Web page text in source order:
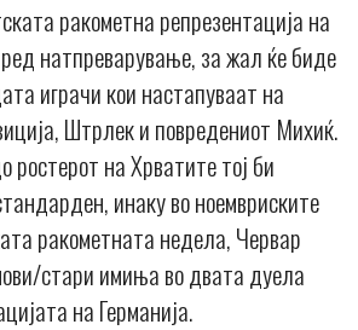
ракометна репрезентација на
натпреварување, за жал ќе биде
играчи кои настапуваат на
Штрлек и повредениот Михиќ.
ростерот на Хрватите тој би
инаку во ноемвриските
ракометната недела, Червар
стари имиња во двата дуела
на Германија.